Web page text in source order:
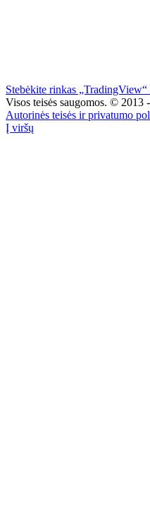
Stebėkite rinkas „TradingView“
Visos teisės saugomos. © 2013
Autorinės teisės ir privatumo
Į viršų